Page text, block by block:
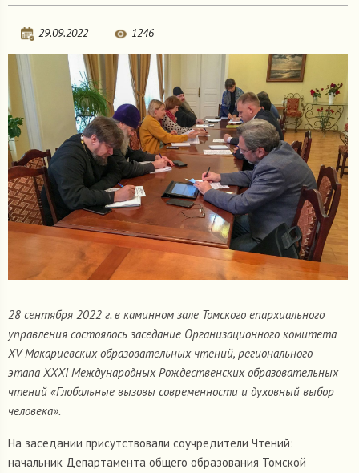
29.09.2022 1246
28 сентября 2022 г. в каминном зале Томского епархиального
управления состоялось заседание Организационного комитета
XV Макариевских образовательных чтений, регионального
этапа XXXI Международных Рождественских образовательных
чтений «Глобальные вызовы современности и духовный выбор
человека».
На заседании присутствовали соучредители Чтений:
начальник Департамента общего образования Томской